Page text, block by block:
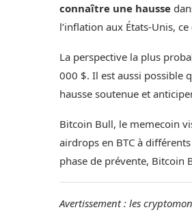
connaître une hausse
l’inflation aux États-Unis,
La perspective la plus
000 $. Il est aussi possible
hausse soutenue et
Bitcoin Bull, le memecoin
airdrops en BTC à
phase de prévente, Bitcoin
Avertissement : les